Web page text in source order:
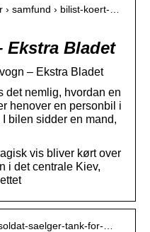
samfund › bilist-koert-…
Ekstra Bladet
– Ekstra Bladet
det nemlig, hvordan en
henover en personbil i
bilen sidder en mand,
vis bliver kørt over
i det centrale Kiev,
saelger-tank-for-…